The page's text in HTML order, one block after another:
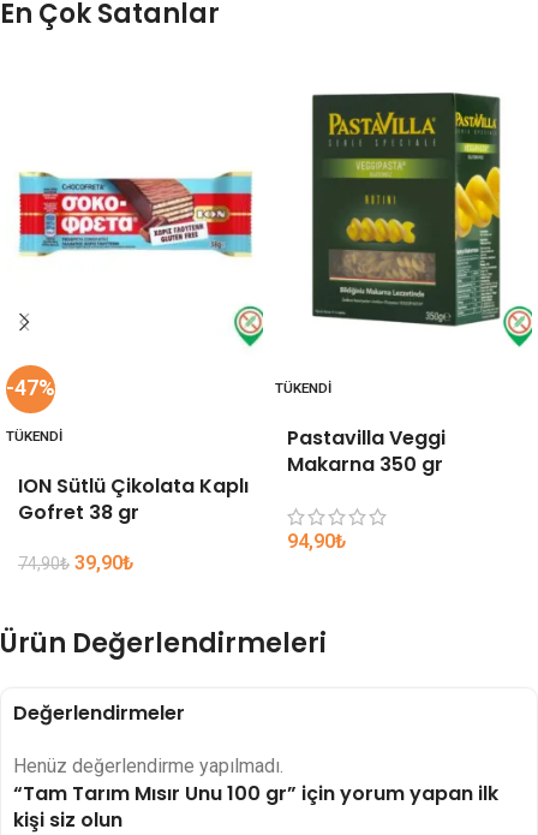
En Çok Satanlar
-47%
TÜKENDI
ION Sütlü Çikolata Kaplı
Gofret 38 gr
74,90₺ 39,90₺
TÜKENDI
Pastavilla Veggi
Makarna 350 gr
94,90₺
Ürün Değerlendirmeleri
Değerlendirmeler
Henüz değerlendirme yapılmadı.
“Tam Tarım Mısır Unu 100 gr” için yorum yapan ilk
kişi siz olun